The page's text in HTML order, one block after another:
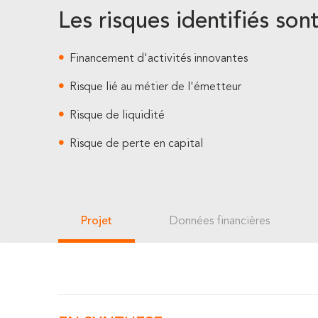
Les risques identifiés
Financement d'activités innovantes
Risque lié au métier de l'émetteur
Risque de liquidité
Risque de perte en capital
Projet Données financières